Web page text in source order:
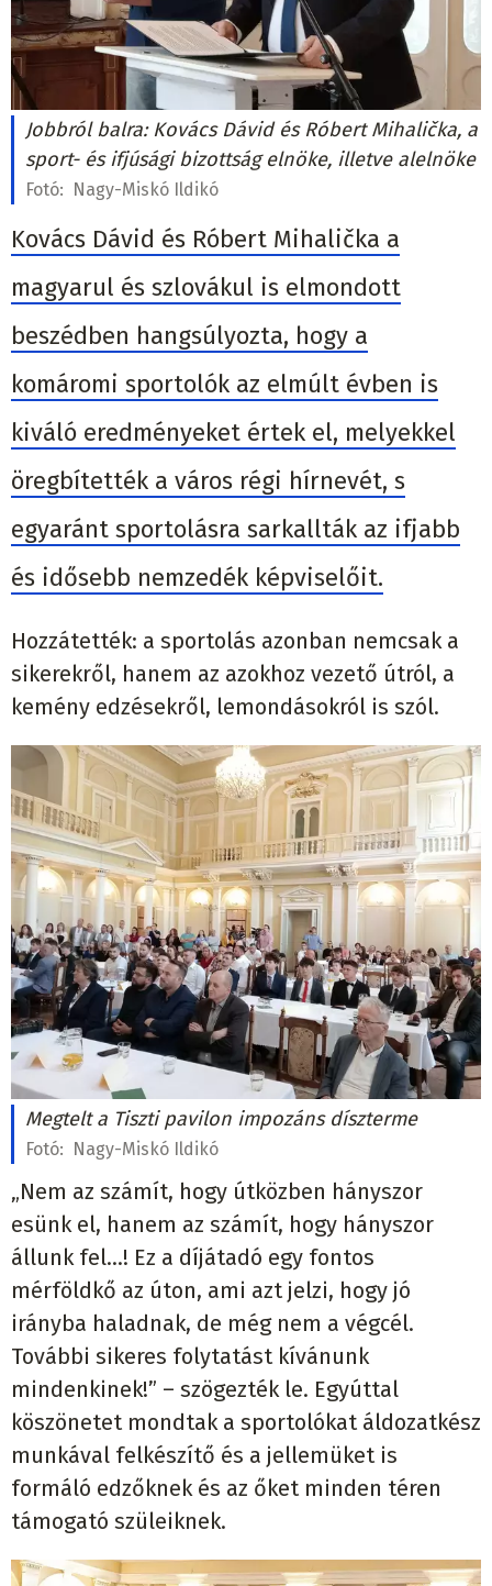
Jobbról balra: Kovács Dávid és Róbert Mihalička, a
sport- és ifjúsági bizottság elnöke, illetve alelnöke
Fotó: Nagy-Miskó Ildikó
Kovács Dávid és Róbert Mihalička a
magyarul és szlovákul is elmondott
beszédben hangsúlyozta, hogy a
komáromi sportolók az elmúlt évben is
kiváló eredményeket értek el, melyekkel
öregbítették a város régi hírnevét, s
egyaránt sportolásra sarkallták az ifjabb
és idősebb nemzedék képviselőit.
Hozzátették: a sportolás azonban nemcsak a
sikerekről, hanem az azokhoz vezető útról, a
kemény edzésekről, lemondásokról is szól.
Megtelt a Tiszti pavilon impozáns díszterme
Fotó: Nagy-Miskó Ildikó
„Nem az számít, hogy útközben hányszor
esünk el, hanem az számít, hogy hányszor
állunk fel...! Ez a díjátadó egy fontos
mérföldkő az úton, ami azt jelzi, hogy jó
irányba haladnak, de még nem a végcél.
További sikeres folytatást kívánunk
mindenkinek!” – szögezték le. Egyúttal
köszönetet mondtak a sportolókat áldozatkész
munkával felkészítő és a jellemüket is
formáló edzőknek és az őket minden téren
támogató szüleiknek.